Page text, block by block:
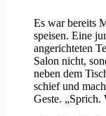
Es war bereits
speisen. Eine
angerichteten
Salon nicht,
neben dem
schief und
Geste. „Sprich.